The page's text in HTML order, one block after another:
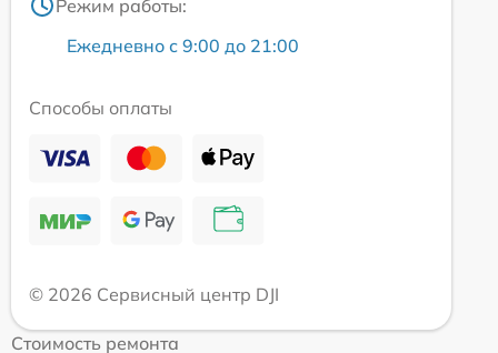
Режим работы:
Ежедневно с 9:00 до 21:00
Способы оплаты
© 2026 Сервисный центр DJI
Стоимость ремонта